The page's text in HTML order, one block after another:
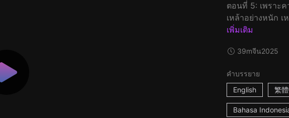
ตอนที่ 5: เพราะค
เหล้าอย่างหนัก เ
เพิ่มเติม
39mจีน2025
คำบรรยาย
English
繁
Bahasa